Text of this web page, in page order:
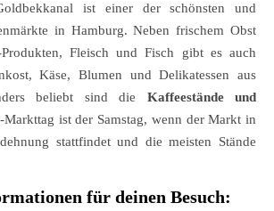
ist einer der schönsten und
in Hamburg. Neben frischem Obst
Fleisch und Fisch gibt es auch
Käse, Blumen und Delikatessen aus
beliebt sind die Kaffeestände und
Markttag ist der Samstag, wenn der Markt in
stattfindet und die meisten Stände
für deinen Besuch: